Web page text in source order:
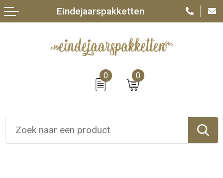
0 0
Eindejaarspakketten